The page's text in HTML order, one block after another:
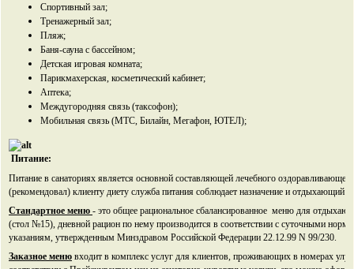
Спортивный зал;
Тренажерный зал;
Пляж;
Баня-сауна с бассейном;
Детская игровая комната;
Парикмахерская, косметический кабинет;
Аптека;
Междугородняя связь (таксофон);
Мобильная связь (МТС, Билайн, Мегафон, ЮТЕЛ);
Питание:
Питание в санаториях является основной составляющей лечебного
(рекомендовал) клиенту диету служба питания соблюдает назначение и отдыхающий
Стандартное меню - это общее рациональное сбалансированное меню для
(стол №15), дневной рацион по нему производится в соответствии с суточными
указаниям, утвержденным Минздравом Российской Федерации 22.12.99 N 99/230.
Заказное меню входит в комплекс услуг для клиентов, проживающих в номерах